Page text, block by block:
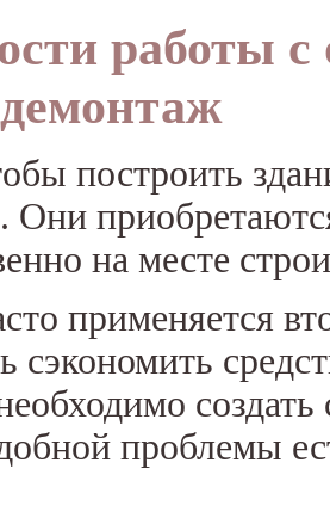
работы
построить
Они
на месте
применяется
сэкономить
проблемы